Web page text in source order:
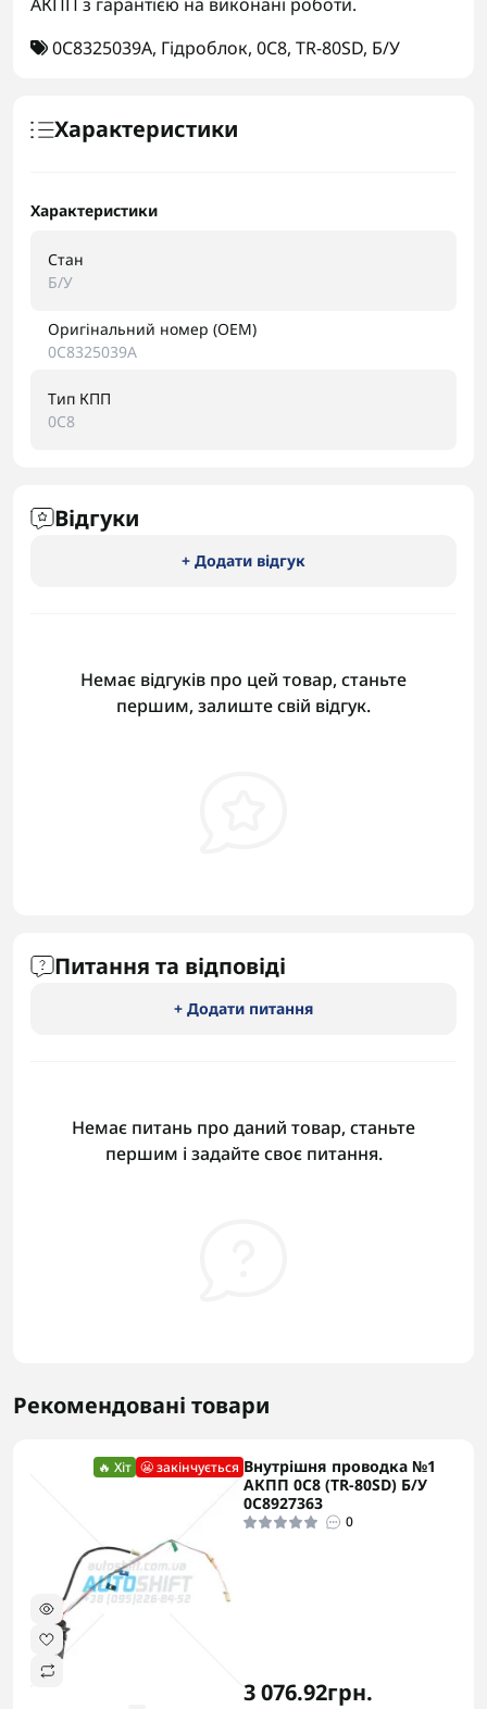
0C8325039A, Гідроблок, 0C8, TR-80SD, Б/У
Характеристики
Характеристики
Стан
Б/У
Оригінальний номер (OEM)
0C8325039A
Тип КПП
0C8
Відгуки
+ Додати відгук
Немає відгуків про цей товар, станьте
першим, залиште свій відгук.
Питання та відповіді
+ Додати питання
Немає питань про даний товар, станьте
першим і задайте своє питання.
Рекомендовані товари
🔥 Хіт 😬 закінчується Внутрішня проводка №1
АКПП 0C8 (TR-80SD) Б/У
0C8927363
0
3 076.92грн.